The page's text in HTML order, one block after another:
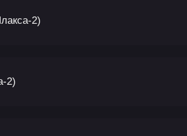
2)
2)